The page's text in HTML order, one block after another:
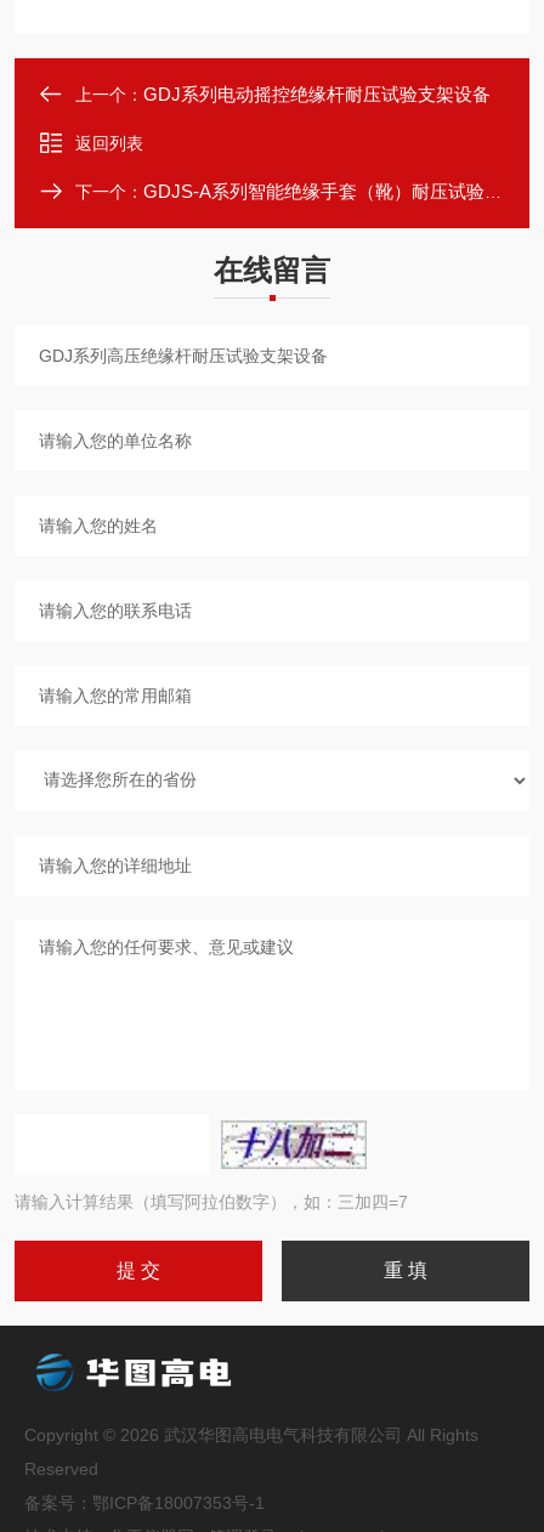
上一个： GDJ系列电动摇控绝缘杆耐压试验支架设备
返回列表
下一个： GDJS-A系列智能绝缘手套（靴）耐压试验装置
在线留言
请输入计算结果（填写阿拉伯数字），如：三加四=7
Copyright © 2026 武汉华图高电电气科技有限公司 All Rights
Reserved
备案号： 鄂ICP备18007353号-1